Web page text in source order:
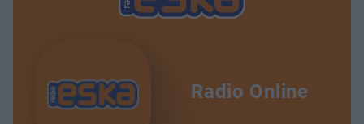
Radio Online